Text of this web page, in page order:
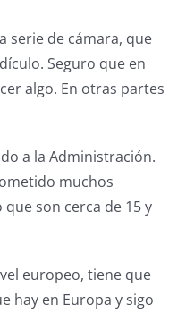
serie de cámara, que
Seguro que en
algo. En otras partes
a la Administración.
muchos
son cerca de 15 y
europeo, tiene que
hay en Europa y sigo